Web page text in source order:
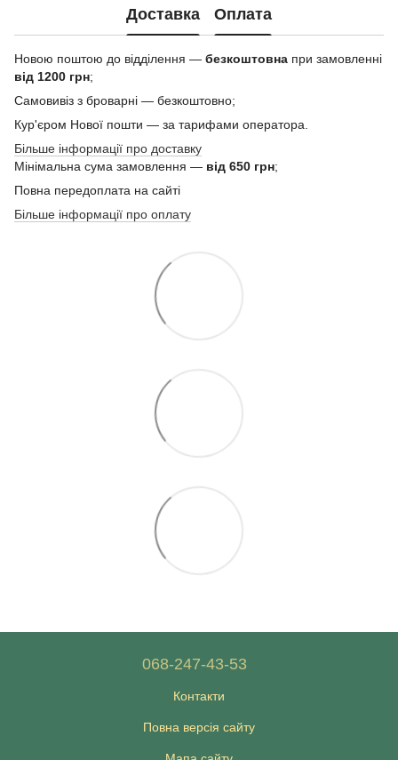
Доставка Оплата
Новою поштою до відділення — безкоштовна при замовленні
від 1200 грн;
Самовивіз з броварні — безкоштовно;
Кур'єром Нової пошти — за тарифами оператора.
Більше інформації про доставку
Мінімальна сума замовлення — від 650 грн;
Повна передоплата на сайті
Більше інформації про оплату
068-247-43-53
Контакти
Повна версія сайту